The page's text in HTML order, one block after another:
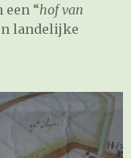
een “hof van
landelijke